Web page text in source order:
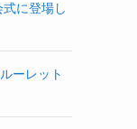
に登場し
ーレット